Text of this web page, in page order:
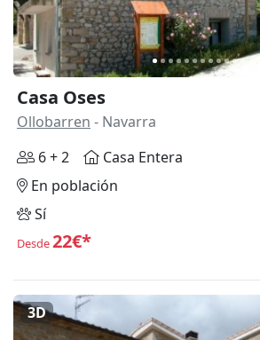
Casa Oses
Ollobarren - Navarra
6 + 2
Casa Entera
En población
Sí
Desde22€*
3D